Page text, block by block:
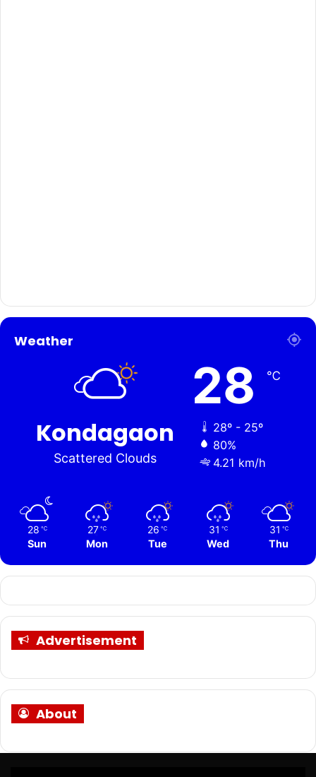
Weather
Kondagaon
Scattered Clouds
28 ℃
28º - 25º
80%
4.21 km/h
28 ℃
Sun
27 ℃
Mon
26 ℃
Tue
31 ℃
Wed
31 ℃
Thu
Advertisement
About